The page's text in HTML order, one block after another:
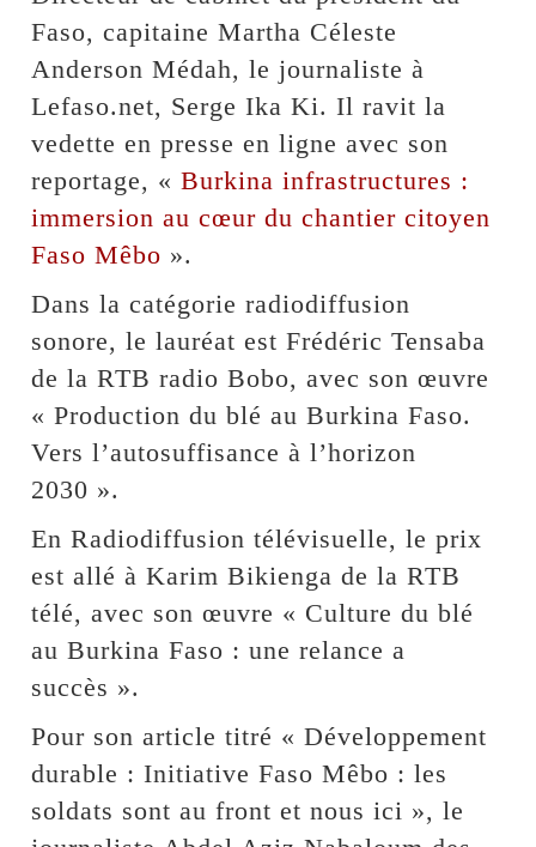
Faso, capitaine Martha Céleste
Anderson Médah, le journaliste à
Lefaso.net, Serge Ika Ki. Il ravit la
vedette en presse en ligne avec son
reportage, «Burkina infrastructures :
immersion au cœur du chantier citoyen
Faso Mêbo ».
Dans la catégorie radiodiffusion
sonore, le lauréat est Frédéric Tensaba
de la RTB radio Bobo, avec son œuvre
« Production du blé au Burkina Faso.
Vers l’autosuffisance à l’horizon
2030 ».
En Radiodiffusion télévisuelle, le prix
est allé à Karim Bikienga de la RTB
télé, avec son œuvre « Culture du blé
au Burkina Faso : une relance a
succès ».
Pour son article titré « Développement
durable : Initiative Faso Mêbo : les
soldats sont au front et nous ici », le